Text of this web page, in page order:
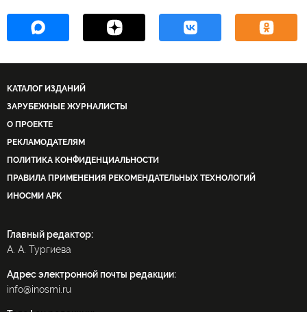
КАТАЛОГ ИЗДАНИЙ
ЗАРУБЕЖНЫЕ ЖУРНАЛИСТЫ
О ПРОЕКТЕ
РЕКЛАМОДАТЕЛЯМ
ПОЛИТИКА КОНФИДЕНЦИАЛЬНОСТИ
ПРАВИЛА ПРИМЕНЕНИЯ РЕКОМЕНДАТЕЛЬНЫХ ТЕХНОЛОГИЙ
ИНОСМИ APK
Главный редактор:
А. А. Тургиева
Адрес электронной почты редакции:
info@inosmi.ru